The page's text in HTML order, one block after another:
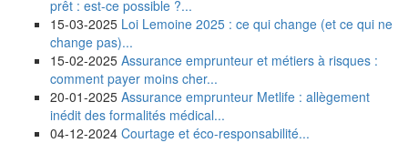
prêt : est-ce possible ?...
15-03-2025 Loi Lemoine 2025 : ce qui change (et ce qui ne
change pas)...
15-02-2025 Assurance emprunteur et métiers à risques :
comment payer moins cher...
20-01-2025 Assurance emprunteur Metlife : allègement
inédit des formalités médical...
04-12-2024 Courtage et éco-responsabilité...